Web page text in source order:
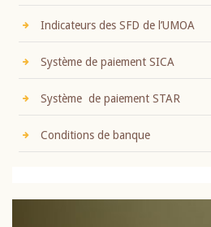
Indicateurs des SFD de l’UMOA
Système de paiement SICA
Système de paiement STAR
Conditions de banque